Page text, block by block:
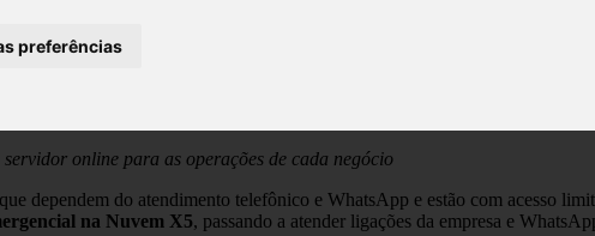
preferências
emergencial de sistema de telefonia de
online para as operações de cada negócio
dependem do atendimento telefônico e WhatsApp e estão com acesso
na Nuvem X5, passando a atender ligações da empresa e